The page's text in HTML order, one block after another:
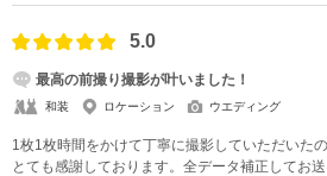
5.0
最高の前撮り撮影が叶いました！
和装 ロケーション ウエディング
1枚1枚時間をかけて丁寧に撮影していただいた
とても感謝しております。全データ補正してお